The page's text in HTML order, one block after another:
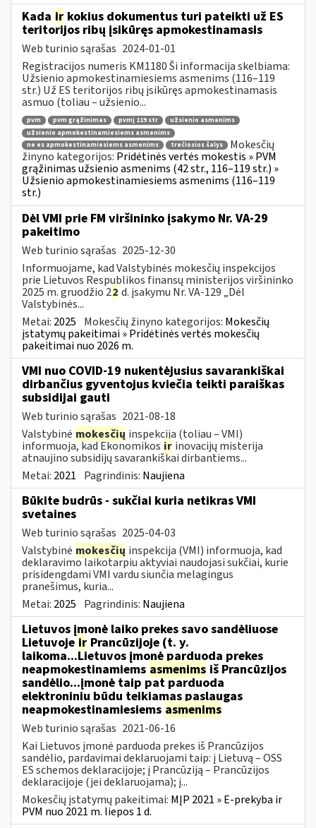
Kada ir kokius dokumentus turi pateikti už ES
teritorijos ribų įsikūręs apmokestinamasis
Web turinio sąrašas 2024-01-01
Registracijos numeris KM1180 Ši informacija skelbiama:
Užsienio apmokestinamiesiems asmenims (116–119
str.) Už ES teritorijos ribų įsikūręs apmokestinamasis
asmuo (toliau – užsienio...
pvm pvm grąžinimas pvmį 119 str
užsienio asmenims
užsienio apmokestinamiesiems asmenims
ne es apmokestinamiesiems asmenims
trečiosios šalys
Mokesčių
žinyno kategorijos: Pridėtinės vertės mokestis » PVM
grąžinimas užsienio asmenims (42 str., 116–119 str.) »
Užsienio apmokestinamiesiems asmenims (116–119
str.)
Dėl VMI prie FM viršininko įsakymo Nr. VA-29
pakeitimo
Web turinio sąrašas 2025-12-30
Informuojame, kad Valstybinės mokesčių inspekcijos
prie Lietuvos Respublikos finansų ministerijos viršininko
2025 m. gruodžio 22 d. įsakymu Nr. VA-129 „Dėl
Valstybinės...
Metai: 2025 Mokesčių žinyno kategorijos: Mokesčių
įstatymų pakeitimai » Pridėtinės vertės mokesčių
pakeitimai nuo 2026 m.
VMI nuo COVID-19 nukentėjusius savarankiškai
dirbančius gyventojus kviečia teikti paraiškas
subsidijai gauti
Web turinio sąrašas 2021-08-18
Valstybinė mokesčių inspekcija (toliau – VMI)
informuoja, kad Ekonomikos ir inovacijų misterija
atnaujino subsidijų savarankiškai dirbantiems...
Metai: 2021 Pagrindinis: Naujiena
Būkite budrūs - sukčiai kuria netikras VMI
svetaines
Web turinio sąrašas 2025-04-03
Valstybinė mokesčių inspekcija (VMI) informuoja, kad
deklaravimo laikotarpiu aktyviai naudojasi sukčiai, kurie
prisidengdami VMI vardu siunčia melagingus
pranešimus, kuria...
Metai: 2025 Pagrindinis: Naujiena
Lietuvos įmonė laiko prekes savo sandėliuose
Lietuvoje ir Prancūzijoje (t. y.
laikoma...Lietuvos įmonė parduoda prekes
neapmokestinamiems asmenims iš Prancūzijos
sandėlio...įmonė taip pat parduoda
elektroniniu būdu teikiamas paslaugas
neapmokestinamiesiems asmenims
Web turinio sąrašas 2021-06-16
Kai Lietuvos įmonė parduoda prekes iš Prancūzijos
sandėlio, pardavimai deklaruojami taip: į Lietuvą – OSS
ES schemos deklaracijoje; į Prancūziją – Prancūzijos
deklaracijoje (jei deklaruojama); į...
Mokesčių įstatymų pakeitimai: MĮP 2021 » E-prekyba ir
PVM nuo 2021 m. liepos 1 d.